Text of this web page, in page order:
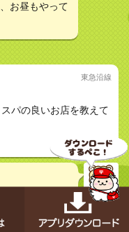
お昼もやって
東急沿線
パの良いお店を教えて